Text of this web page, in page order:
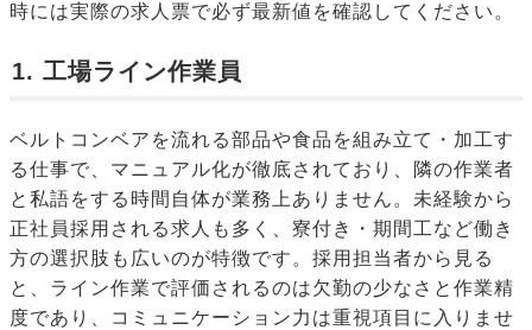
時には実際の求人票で必ず最新値を確認してください。
1. 工場ライン作業員
ベルトコンベアを流れる部品や食品を組み立て・加工す
る仕事で、マニュアル化が徹底されており、隣の作業者
と私語をする時間自体が業務上ありません。未経験から
正社員採用される求人も多く、寮付き・期間工など働き
方の選択肢も広いのが特徴です。採用担当者から見る
と、ライン作業で評価されるのは欠勤の少なさと作業精
度であり、コミュニケーション力は重視項目に入りませ